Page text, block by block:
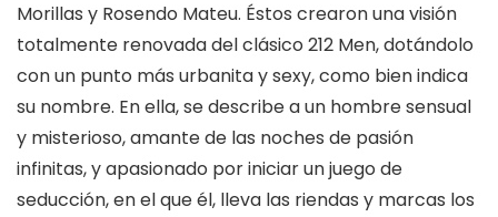
Morillas y Rosendo Mateu. Éstos crearon una visión
totalmente renovada del clásico 212 Men, dotándolo
con un punto más urbanita y sexy, como bien indica
su nombre. En ella, se describe a un hombre sensual
y misterioso, amante de las noches de pasión
infinitas, y apasionado por iniciar un juego de
seducción, en el que él, lleva las riendas y marcas los